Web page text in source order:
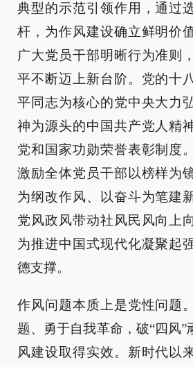
典型的示范引领作用，通过
杆，为作风建设确立鲜明价
广大党员干部明晰行为准则
平不断迈上新台阶。党的十
平同志为核心的党中央大力
神为源头的中国共产党人精
党和国家功勋荣誉表彰制度
激励全体党员干部以榜样为
为纲改作风、以奋斗为笔建
党风政风带动社风民风向上
为推进中国式现代化凝聚起
德支撑。
作风问题本质上是党性问题
题、勇于自我革命，破“四风
风建设取得实效。新时代以